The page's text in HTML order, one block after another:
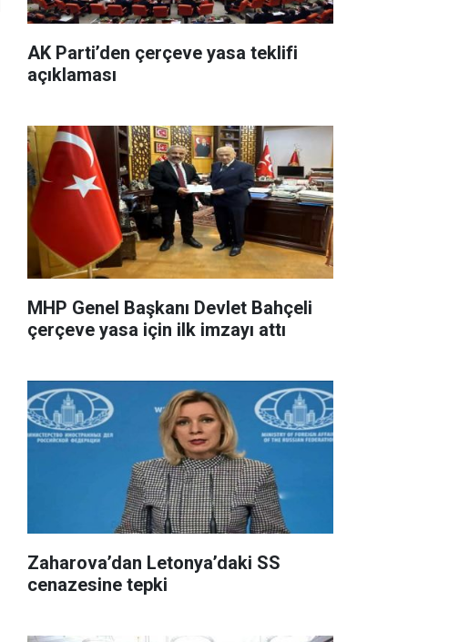
AK Parti’den çerçeve yasa teklifi
açıklaması
MHP Genel Başkanı Devlet Bahçeli
çerçeve yasa için ilk imzayı attı
Zaharova’dan Letonya’daki SS
cenazesine tepki